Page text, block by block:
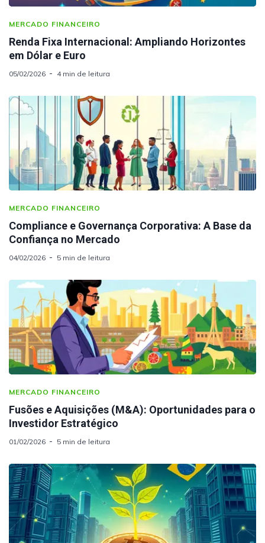
MERCADO FINANCEIRO
Renda Fixa Internacional: Ampliando Horizontes
em Dólar e Euro
05/02/2026 4 min de leitura
MERCADO FINANCEIRO
Compliance e Governança Corporativa: A Base da
Confiança no Mercado
04/02/2026 5 min de leitura
MERCADO FINANCEIRO
Fusões e Aquisições (M&A): Oportunidades para o
Investidor Estratégico
01/02/2026 5 min de leitura